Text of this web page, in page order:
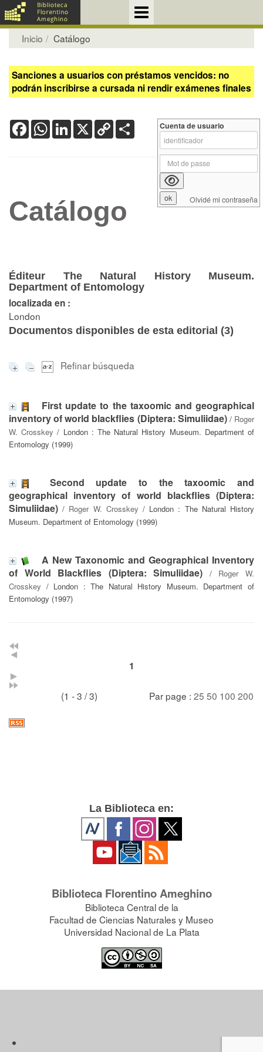
Inicio Catálogo
Sanciones a usuarios con préstamos vencidos: no
podrán inscribirse a cursada ni rendir exámenes finales
FacebookWhatsApp
LinkedIn
X Copy
Link
Catálogo
Éditeur The Natural History Museum.
Department of Entomology
localizada en :
London
Documentos disponibles de esta editorial (3)
Refinar búsqueda
First update to the taxoomic and geographical
inventory of world blackflies (Diptera: Simuliidae)/ Roger
W. Crosskey / London : The Natural History Museum. Department of
Entomology (1999)
Second update to the taxoomic and
geographical inventory of world blackflies (Diptera:
Simuliidae) / Roger W. Crosskey / London : The Natural History
Museum. Department of Entomology (1999)
A New Taxonomic and Geographical Inventory
of World Blackflies (Diptera: Simuliidae) / Roger W.
Crosskey / London : The Natural History Museum. Department of
Entomology (1997)
1
(1 - 3 / 3) Par page : 25 50 100 200
Cuenta de usuario
Olvidé mi contraseña
La Biblioteca en:
Biblioteca Florentino Ameghino
Biblioteca Central de la
Facultad de Ciencias Naturales y Museo
Universidad Nacional de La Plata